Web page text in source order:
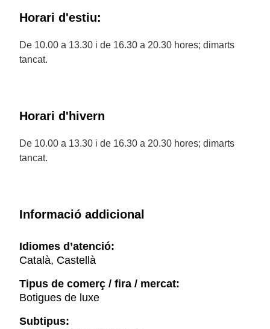
Horari d'estiu:
De 10.00 a 13.30 i de 16.30 a 20.30 hores; dimarts
tancat.
Horari d'hivern
De 10.00 a 13.30 i de 16.30 a 20.30 hores; dimarts
tancat.
Informació addicional
Idiomes d’atenció:
Català, Castellà
Tipus de comerç / fira / mercat:
Botigues de luxe
Subtipus: